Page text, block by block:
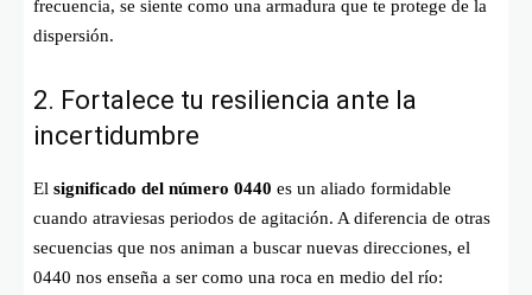
frecuencia, se siente como una armadura que te protege de la
dispersión.
2. Fortalece tu resiliencia ante la
incertidumbre
El significado del número 0440 es un aliado formidable
cuando atraviesas periodos de agitación. A diferencia de otras
secuencias que nos animan a buscar nuevas direcciones, el
0440 nos enseña a ser como una roca en medio del río: